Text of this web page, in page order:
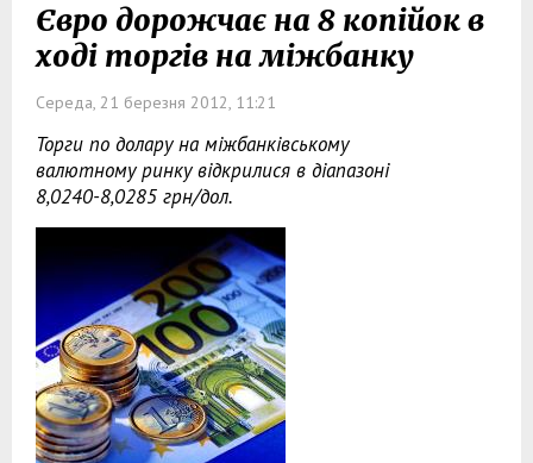
Євро дорожчає на 8 копійок в
ході торгів на міжбанку
Середа, 21 березня 2012, 11:21
Торги по долару на міжбанківському
валютному ринку відкрилися в діапазоні
8,0240-8,0285 грн/дол.